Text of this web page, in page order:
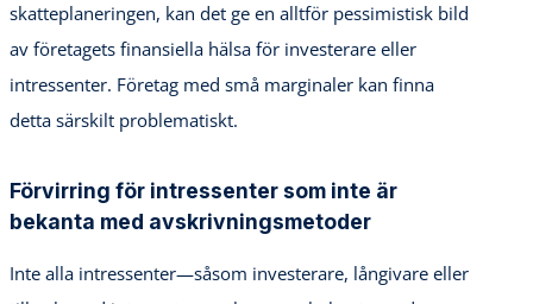
skatteplaneringen, kan det ge en alltför pessimistisk bild
av företagets finansiella hälsa för investerare eller
intressenter. Företag med små marginaler kan finna
detta särskilt problematiskt.
Förvirring för intressenter som inte är
bekanta med avskrivningsmetoder
Inte alla intressenter—såsom investerare, långivare eller